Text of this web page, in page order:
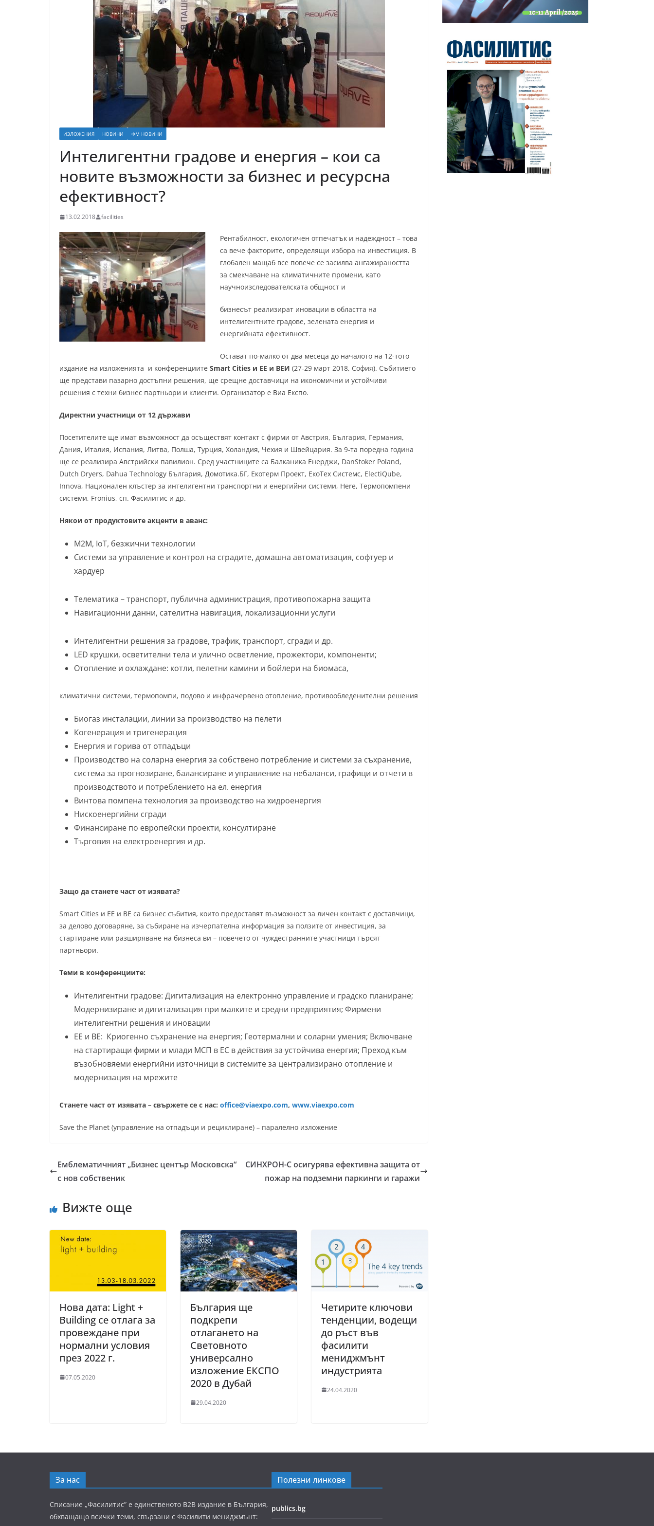
ИЗЛОЖЕНИЯ НОВИНИ ФМ НОВИНИ
Интелигентни градове и енергия – кои са
новите възможности за бизнес и ресурсна
ефективност?
13.02.2018 facilities
Рентабилност, екологичен отпечатък и надеждност – това
са вече факторите, определящи избора на инвестиция. В
глобален мащаб все повече се засилва ангажираността
за смекчаване на климатичните промени, като
научноизследователската общност и
бизнесът реализират иновации в областта на
интелигентните градове, зелената енергия и
енергийната ефективност.
Остават по-малко от два месеца до началото на 12-тото
издание на изложенията и конференциите Smart Cities и EE и ВЕИ (27-29 март 2018, София). Събитието
ще представи пазарно достъпни решения, ще срещне доставчици на икономични и устойчиви
решения с техни бизнес партньори и клиенти. Организатор е Виа Експо.
Директни участници от 12 държави
Посетителите ще имат възможност да осъществят контакт с фирми от Австрия, България, Германия,
Дания, Италия, Испания, Литва, Полша, Турция, Холандия, Чехия и Швейцария. За 9-та поредна година
ще се реализира Австрийски павилион. Сред участниците са Балканика Енерджи, DanStoker Poland,
Dutch Dryers, Dahua Technology България, Домотика.БГ, Екотерм Проект, ЕкоТех Системс, ElectiQube,
Innova, Национален клъстер за интелигентни транспортни и енергийни системи, Here, Термопомпени
системи, Fronius, сп. Фасилитис и др.
Някои от продуктовите акценти в аванс:
M2M, IoT, безжични технологии
Системи за управление и контрол на сградите, домашна автоматизация, софтуер и
хардуер
Телематика – транспорт, публична администрация, противопожарна защита
Навигационни данни, сателитна навигация, локализационни услуги
Интелигентни решения за градове, трафик, транспорт, сгради и др.
LED крушки, осветителни тела и улично осветление, прожектори, компоненти;
Отопление и охлаждане: котли, пелетни камини и бойлери на биомаса,
климатични системи, термопомпи, подово и инфрачервено отопление, противообледенителни решения
Биогаз инсталации, линии за производство на пелети
Когенерация и тригенерация
Енергия и горива от отпадъци
Производство на соларна енергия за собствено потребление и системи за съхранение,
система за прогнозиране, балансиране и управление на небаланси, графици и отчети в
производството и потреблението на ел. енергия
Винтова помпена технология за производство на хидроенергия
Нискоенергийни сгради
Финансиране по европейски проекти, консултиране
Търговия на електроенергия и др.
Защо да станете част от изявата?
Smart Cities и ЕЕ и ВЕ са бизнес събития, които предоставят възможност за личен контакт с доставчици,
за делово договаряне, за събиране на изчерпателна информация за ползите от инвестиция, за
стартиране или разширяване на бизнеса ви – повечето от чуждестранните участници търсят
партньори.
Теми в конференциите:
Интелигентни градове: Дигитализация на електронно управление и градско планиране;
Модернизиране и дигитализация при малките и средни предприятия; Фирмени
интелигентни решения и иновации
EE и ВЕ: Криогенно съхранение на енергия; Геотермални и соларни умения; Включване
на стартиращи фирми и млади МСП в ЕС в действия за устойчива енергия; Преход към
възобновяеми енергийни източници в системите за централизирано отопление и
модернизация на мрежите
Станете част от изявата – свържете се с нас: office@viaexpo.com, www.viaexpo.com
Save the Planet (управление на отпадъци и рециклиране) – паралелно изложение
Емблематичният „Бизнес център Московска“
с нов собственик
СИНХРОН-С осигурява ефективна защита от
пожар на подземни паркинги и гаражи
Вижте още
Нова дата: Light +
Building се отлага за
провеждане при
нормални условия
през 2022 г.
07.05.2020
България ще
подкрепи
отлагането на
Световното
универсално
изложение ЕКСПО
2020 в Дубай
29.04.2020
Четирите ключови
тенденции, водещи
до ръст във
фасилити
мениджмънт
индустрията
24.04.2020
За нас
Списание „Фасилитис” е единственото B2B издание в България,
обхващащо всички теми, свързани с Фасилити мениджмънт:
Полезни линкове
publics.bg